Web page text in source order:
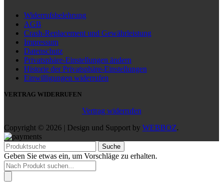
Widerrufsbelehrung
AGB
Crash-Replacement und Gewährleistung
Impressum
Datenschutz
Privatsphäre-Einstellungen ändern
Historie der Privatsphäre-Einstellungen
Einwilligungen widerrufen
VERTRAG WIDERRUFEN
Vertrag widerrufen
Copyright © 2026 | Design und Support by WEBBOZ.
Suche
Geben Sie etwas ein, um Vorschläge zu erhalten.
Products
search